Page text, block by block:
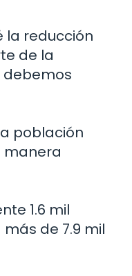
la reducción
de la
debemos
población
manera
1.6 mil
de 7.9 mil